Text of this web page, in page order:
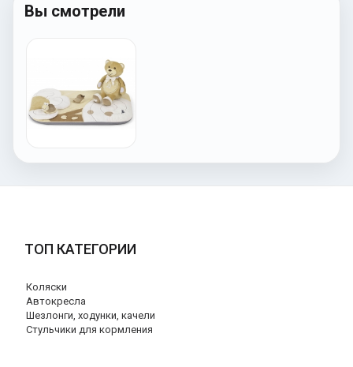
Вы смотрели
ТОП КАТЕГОРИИ
Коляски
Автокресла
Шезлонги, ходунки, качели
Стульчики для кормления